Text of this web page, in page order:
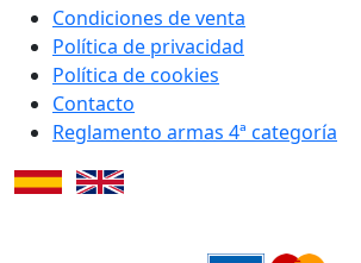
Condiciones de venta
Política de privacidad
Política de cookies
Contacto
Reglamento armas 4ª categoría